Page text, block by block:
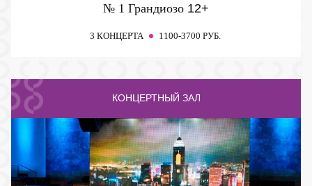
№ 1 Грандиозо 12+
3 КОНЦЕРТА 1100-3700 РУБ.
КОНЦЕРТНЫЙ ЗАЛ